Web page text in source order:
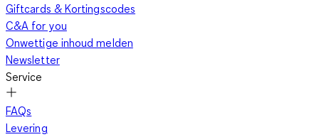
Giftcards & Kortingscodes
C&A for you
Onwettige inhoud melden
Newsletter
Service
FAQs
Levering